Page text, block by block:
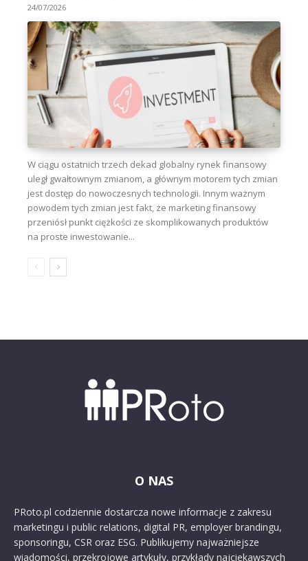
24/07/2026
W ciągu ostatnich trzech dekad globalny rynek finansowy
uległ gwałtownym zmianom, a głównym motorem tych zmian
jest dostęp do nowoczesnych technologii. Innym ważnym
powodem tych zmian jest fakt, że marketing finansowy
przeniósł punkt ciężkości ze skomplikowanych produktów
na proste inwestowanie...
O NAS
PRoto.pl codziennie dostarcza nowe informacje z zakresu
marketingu i public relations, digital PR, employer brandingu,
sponsoringu, CSR oraz ESG. Publikujemy najważniejsze
wiadomości, przekrojowe artykuły, przykłady najciekawszych